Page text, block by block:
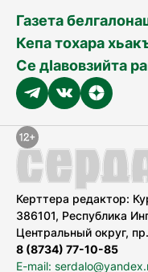
Газета
Кепа тохара
Се дӀавовзийта
Керттера редактор:
386101, Республика
Центральный округ,
8 (8734) 77-10-85
E-mail: